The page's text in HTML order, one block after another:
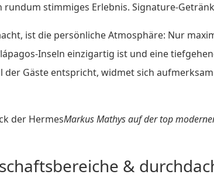
stimmiges Erlebnis. Signature-
ist die persönliche Atmosphäre: Nur
Inseln einzigartig ist und eine
der Gäste entspricht, widmet sich
Markus Mathys auf der top
&